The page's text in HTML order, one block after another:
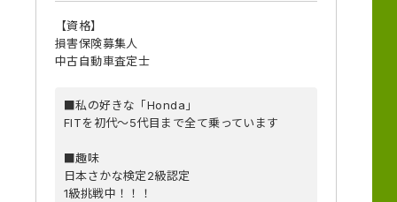
【資格】
損害保険募集人
中古自動車査定士
■私の好きな「Honda」
FITを初代～5代目まで全て乗っています
■趣味
日本さかな検定2級認定
1級挑戦中！！！